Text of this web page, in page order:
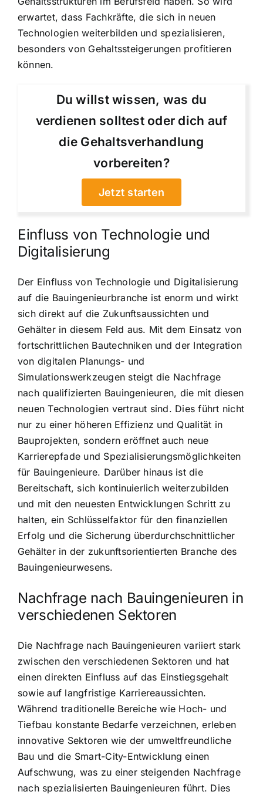
erwartet, dass Fachkräfte, die sich in neuen
Technologien weiterbilden und spezialisieren,
besonders von Gehaltssteigerungen profitieren
können.
Du willst wissen, was du
verdienen solltest oder dich auf
die Gehaltsverhandlung
vorbereiten?
Jetzt starten
Einfluss von Technologie und
Digitalisierung
Der Einfluss von Technologie und Digitalisierung
auf die Bauingenieurbranche ist enorm und wirkt
sich direkt auf die Zukunftsaussichten und
Gehälter in diesem Feld aus. Mit dem Einsatz von
fortschrittlichen Bautechniken und der Integration
von digitalen Planungs- und
Simulationswerkzeugen steigt die Nachfrage
nach qualifizierten Bauingenieuren, die mit diesen
neuen Technologien vertraut sind. Dies führt nicht
nur zu einer höheren Effizienz und Qualität in
Bauprojekten, sondern eröffnet auch neue
Karrierepfade und Spezialisierungsmöglichkeiten
für Bauingenieure. Darüber hinaus ist die
Bereitschaft, sich kontinuierlich weiterzubilden
und mit den neuesten Entwicklungen Schritt zu
halten, ein Schlüsselfaktor für den finanziellen
Erfolg und die Sicherung überdurchschnittlicher
Gehälter in der zukunftsorientierten Branche des
Bauingenieurwesens.
Nachfrage nach Bauingenieuren in
verschiedenen Sektoren
Die Nachfrage nach Bauingenieuren variiert stark
zwischen den verschiedenen Sektoren und hat
einen direkten Einfluss auf das Einstiegsgehalt
sowie auf langfristige Karriereaussichten.
Während traditionelle Bereiche wie Hoch- und
Tiefbau konstante Bedarfe verzeichnen, erleben
innovative Sektoren wie der umweltfreundliche
Bau und die Smart-City-Entwicklung einen
Aufschwung, was zu einer steigenden Nachfrage
nach spezialisierten Bauingenieuren führt. Dies